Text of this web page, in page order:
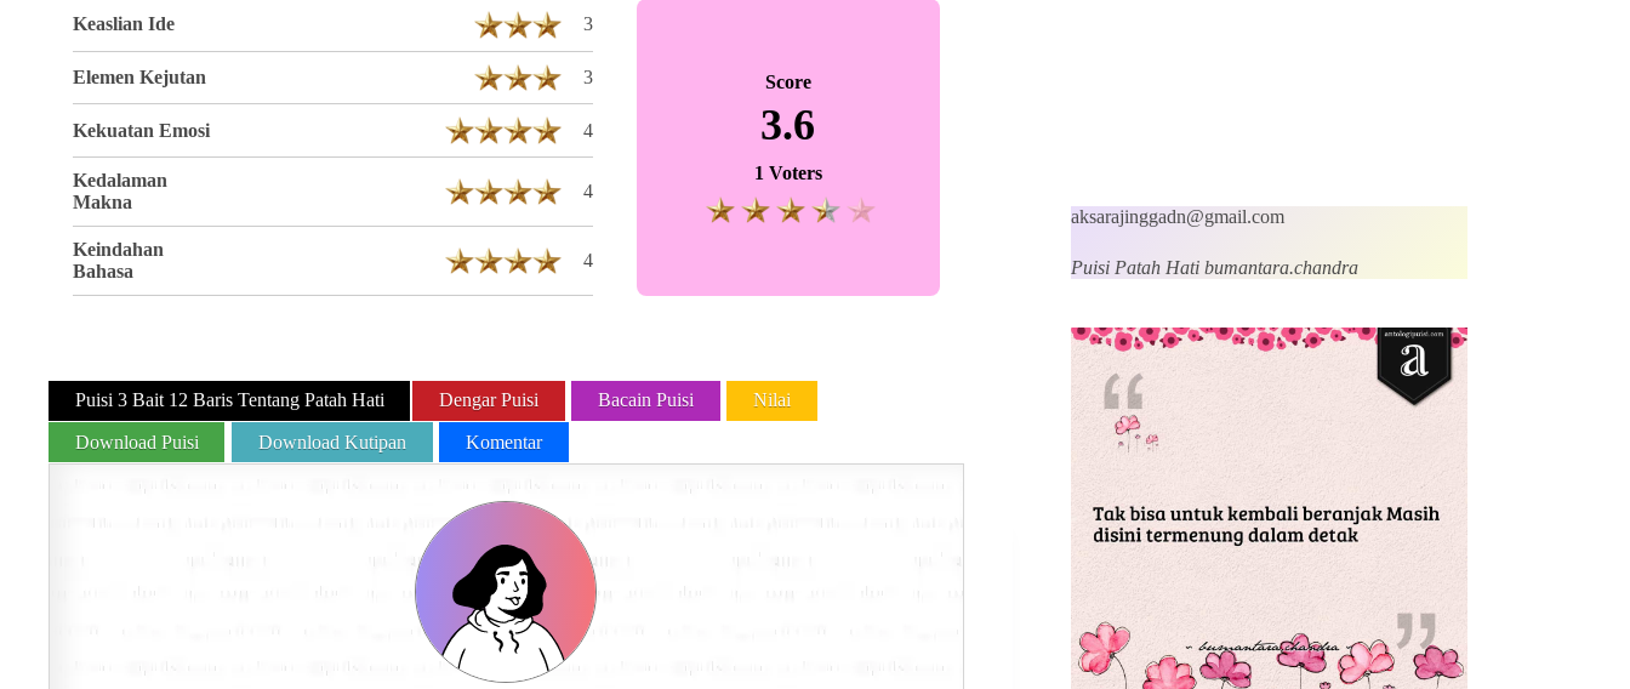
Keaslian Ide 3
Elemen Kejutan 3
Kekuatan Emosi 4
Kedalaman
Makna
4
Keindahan
Bahasa
4
Score
3.6
1 Voters
Puisi 3 Bait 12 Baris Tentang Patah Hati Dengar Puisi Bacain Puisi Nilai
Download Puisi Download Kutipan Komentar
aksarajinggadn@gmail.com
Puisi Patah Hati bumantara.chandra